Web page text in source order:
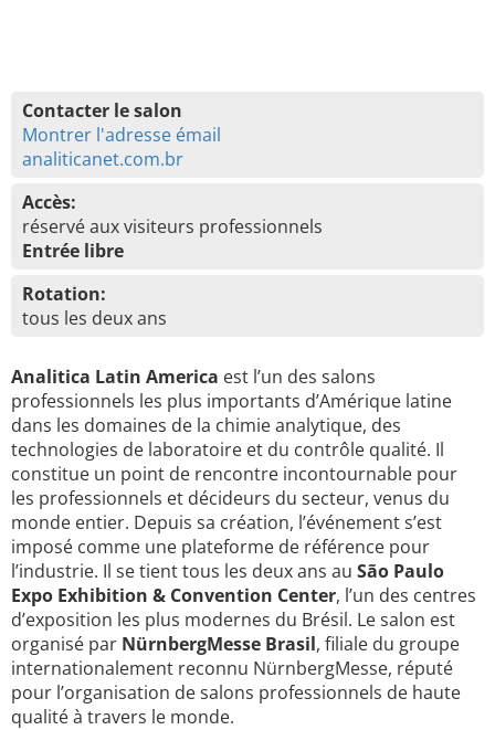
Contacter le salon
Montrer l'adresse émail
analiticanet.com.br
Accès:
réservé aux visiteurs professionnels
Entrée libre
Rotation:
tous les deux ans
Analitica Latin America est l’un des salons
professionnels les plus importants d’Amérique latine
dans les domaines de la chimie analytique, des
technologies de laboratoire et du contrôle qualité. Il
constitue un point de rencontre incontournable pour
les professionnels et décideurs du secteur, venus du
monde entier. Depuis sa création, l’événement s’est
imposé comme une plateforme de référence pour
l’industrie. Il se tient tous les deux ans au São Paulo
Expo Exhibition & Convention Center, l’un des centres
d’exposition les plus modernes du Brésil. Le salon est
organisé par NürnbergMesse Brasil, filiale du groupe
internationalement reconnu NürnbergMesse, réputé
pour l’organisation de salons professionnels de haute
qualité à travers le monde.